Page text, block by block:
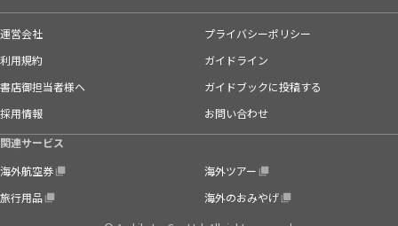
運営会社
プライバシーポリシー
利用規約
ガイドライン
書店御担当者様へ
ガイドブックに投稿する
採用情報
お問い合わせ
関連サービス
海外航空券
海外ツアー
旅行用品
海外のおみやげ